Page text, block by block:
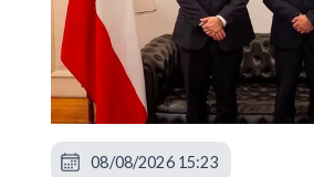
08/08/2026 15:23